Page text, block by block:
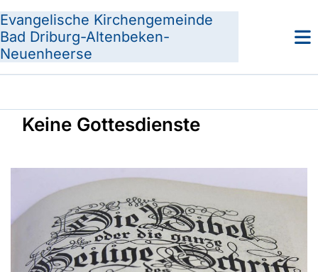
Evangelische Kirchengemeinde
Bad Driburg-Altenbeken-
Neuenheerse
Keine Gottesdienste